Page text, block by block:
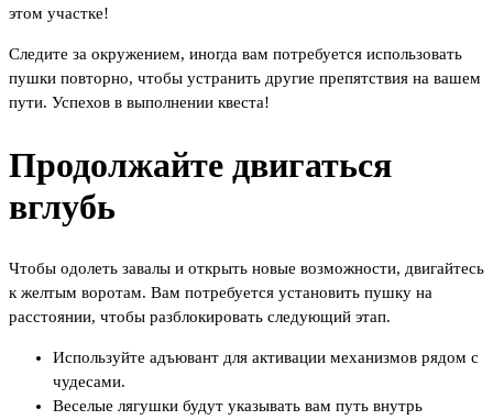
этом участке!
Следите за окружением, иногда вам потребуется использовать
пушки повторно, чтобы устранить другие препятствия на вашем
пути. Успехов в выполнении квеста!
Продолжайте двигаться
вглубь
Чтобы одолеть завалы и открыть новые возможности, двигайтесь
к желтым воротам. Вам потребуется установить пушку на
расстоянии, чтобы разблокировать следующий этап.
Используйте адъювант для активации механизмов рядом с
чудесами.
Веселые лягушки будут указывать вам путь внутрь